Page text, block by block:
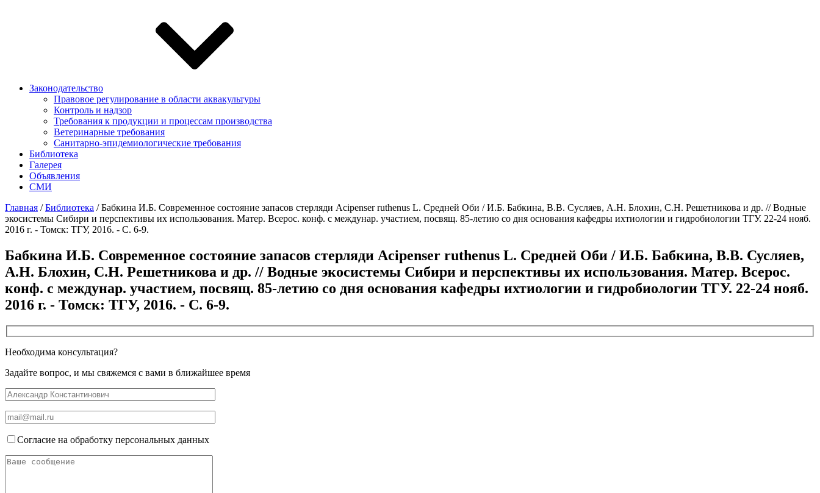
Законодательство
Правовое регулирование в области аквакультуры
Контроль и надзор
Требования к продукции и процессам производства
Ветеринарные требования
Санитарно-эпидемиологические требования
Библиотека
Галерея
Объявления
СМИ
Главная /Библиотека /Бабкина И.Б. Современное состояние запасов стерляди Acipenser ruthenus L. Средней Оби / И.Б. Бабкина, В.В. Сусляев, А.Н. Блохин, С.Н. Решетникова и др. // Водные
экосистемы Сибири и перспективы их использования. Матер. Всерос. конф. с междунар. участием, посвящ. 85-летию со дня основания кафедры ихтиологии и гидробиологии ТГУ. 22-24 нояб.
2016 г. - Томск: ТГУ, 2016. - С. 6-9.
Бабкина И.Б. Современное состояние запасов стерляди Acipenser ruthenus L. Средней Оби / И.Б. Бабкина, В.В. Сусляев,
А.Н. Блохин, С.Н. Решетникова и др. // Водные экосистемы Сибири и перспективы их использования. Матер. Всерос.
конф. с междунар. участием, посвящ. 85-летию со дня основания кафедры ихтиологии и гидробиологии ТГУ. 22-24 нояб.
2016 г. - Томск: ТГУ, 2016. - С. 6-9.
Необходима консультация?
Задайте вопрос, и мы свяжемся с вами в ближайшее время
Согласие на обработку персональных данных